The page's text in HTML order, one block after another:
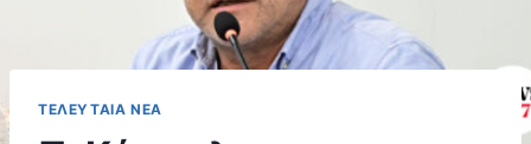
ΤΕΛΕΥΤΑΊΑ ΝΈΑ